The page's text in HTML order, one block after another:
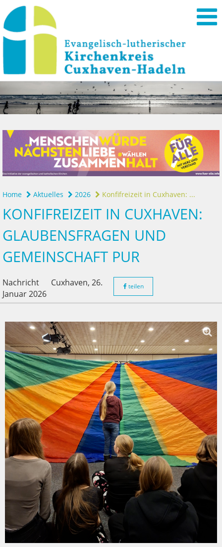
Home Aktuelles 2026 Konfifreizeit in Cuxhaven: ...
KONFIFREIZEIT IN CUXHAVEN:
GLAUBENSFRAGEN UND
GEMEINSCHAFT PUR
Nachricht Cuxhaven, 26.
Januar 2026
teilen